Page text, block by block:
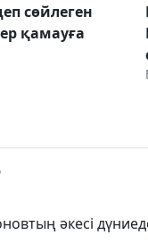
сөйлеген
қамауға
әкесі